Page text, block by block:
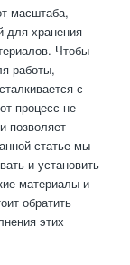
масштаба,
для хранения
Чтобы
работы,
с
процесс не
позволяет
статье мы
и установить
материалы и
обратить
этих